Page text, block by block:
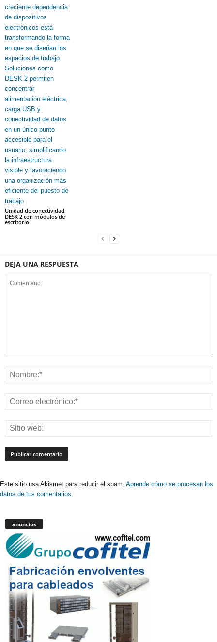
Unidad de conectividad
DESK 2 con módulos de
escritorio
DEJA UNA RESPUESTA
Este sitio usa Akismet para reducir el spam. Aprende cómo se procesan los
datos de tus comentarios.
anuncios